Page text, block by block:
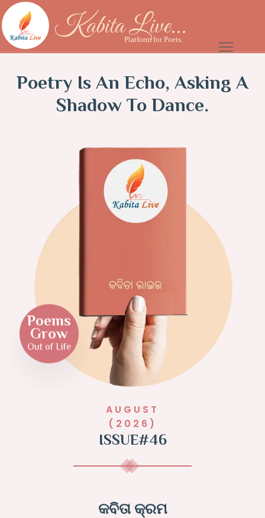
Kabita Live...
Platform for Poets.
Poetry Is An Echo, Asking A
Shadow To Dance.
Poems
Grow
Out of Life
AUGUST
(2026)
ISSUE#46
କବିତା କ୍ରମ